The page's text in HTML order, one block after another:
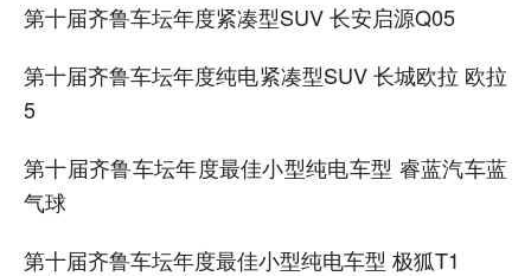
第十届齐鲁车坛年度紧凑型SUV 长安启源Q05
第十届齐鲁车坛年度纯电紧凑型SUV 长城欧拉 欧拉
5
第十届齐鲁车坛年度最佳小型纯电车型 睿蓝汽车蓝
气球
第十届齐鲁车坛年度最佳小型纯电车型 极狐T1